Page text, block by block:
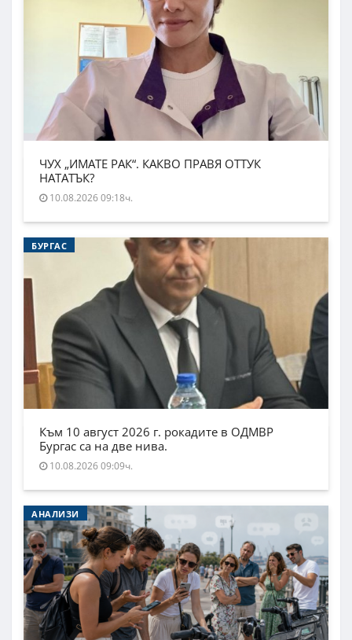
ЧУХ „ИМАТЕ РАК“. КАКВО ПРАВЯ ОТТУК
НАТАТЪК?
10.08.2026 09:18ч.
БУРГАС
Към 10 август 2026 г. рокадите в ОДМВР
Бургас са на две нива.
10.08.2026 09:09ч.
АНАЛИЗИ